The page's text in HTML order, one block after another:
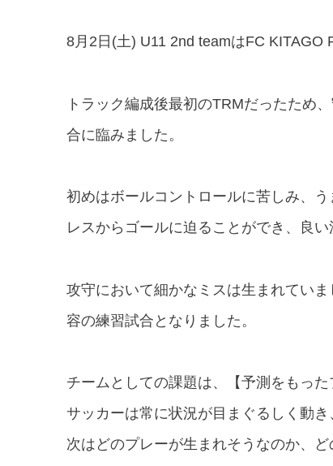
8月2日(土) U11 2nd teamはFC KITAGO
トラック編成後最初のTRMだったため
合に臨みました。
初めはボールコントロールに苦しみ、
レスからゴールに迫ることができ、良い
攻守において細かなミスは生まれてい
容の練習試合となりました。
チームとしての課題は、【予測をもっ
サッカーは常に状況が目まぐるしく動
次はどのプレーが生まれそうなのか、